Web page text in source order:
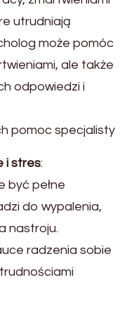
utrudniają
może pomóc
ale także
odpowiedzi i
pomoc specjalisty
i stres:
być pełne
do wypalenia,
nastroju.
radzenia sobie